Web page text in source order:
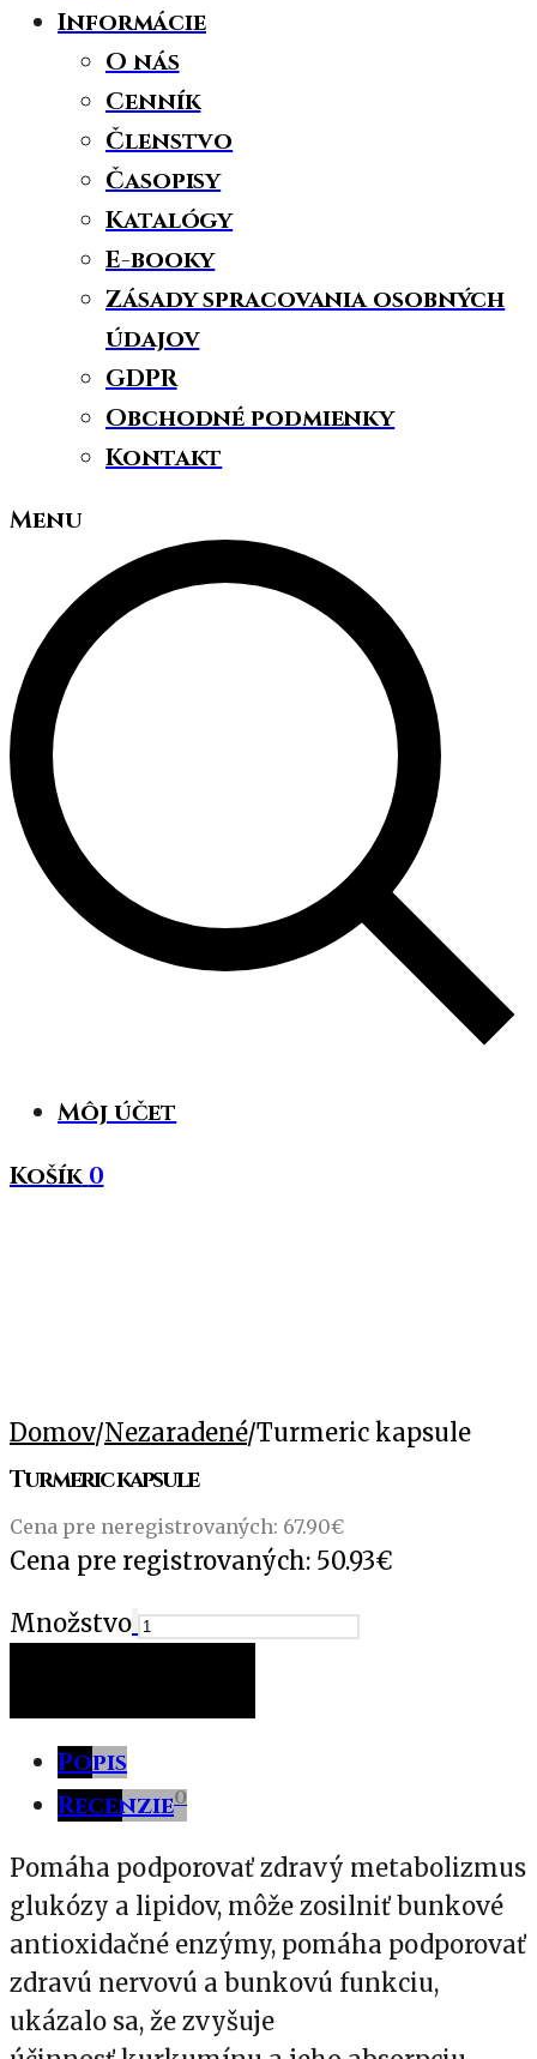
Informácie
O nás
Cenník
Členstvo
Časopisy
Katalógy
E-booky
Zásady spracovania osobných
údajov
GDPR
Obchodné podmienky
Kontakt
Menu
Môj účet
Košík 0
Domov/Nezaradené/Turmeric kapsule
Turmeric kapsule
Cena pre neregistrovaných: 67.90€
Cena pre registrovaných: 50.93€
Množstvo
Popis
Recenzie0
Pomáha podporovať zdravý metabolizmus
glukózy a lipidov, môže zosilniť bunkové
antioxidačné enzýmy, pomáha podporovať
zdravú nervovú a bunkovú funkciu,
ukázalo sa, že zvyšuje